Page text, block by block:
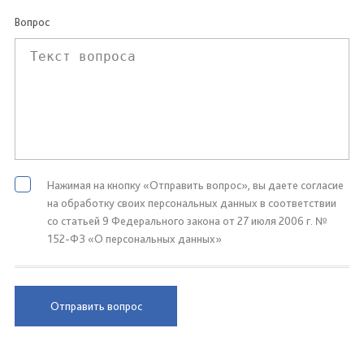
Вопрос
Нажимая на кнопку «Отправить вопрос», вы даете согласие
на обработку своих персональных данных в соответствии
со статьей 9 Федерального закона от 27 июля 2006 г. №
152-ФЗ «О персональных данных»
Отправить вопрос